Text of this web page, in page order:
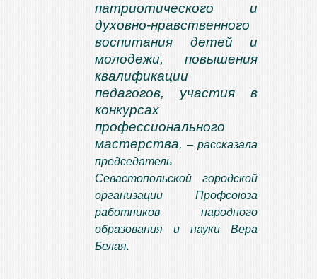
патриотического и
духовно-нравственного
воспитания детей и
молодежи, повышения
квалификации
педагогов, участия в
конкурсах
профессионального
мастерства, – рассказала
председатель
Севастопольской городской
организации Профсоюза
работников народного
образования и науки Вера
Белая.